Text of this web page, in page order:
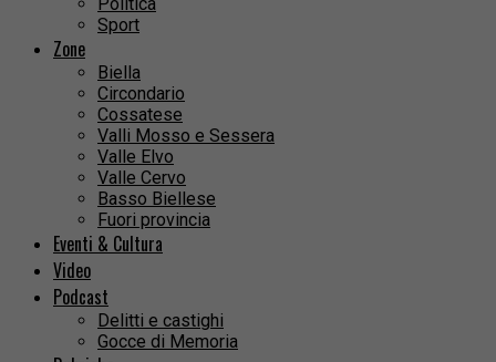
Sport
Zone
Biella
Circondario
Cossatese
Valli Mosso e Sessera
Valle Elvo
Valle Cervo
Basso Biellese
Fuori provincia
Eventi & Cultura
Video
Podcast
Delitti e castighi
Gocce di Memoria